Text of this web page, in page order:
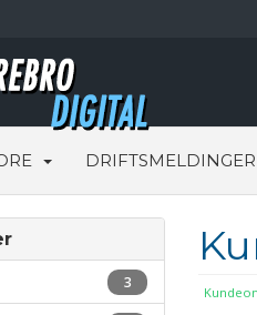
DRIFTSMELDINGER
3